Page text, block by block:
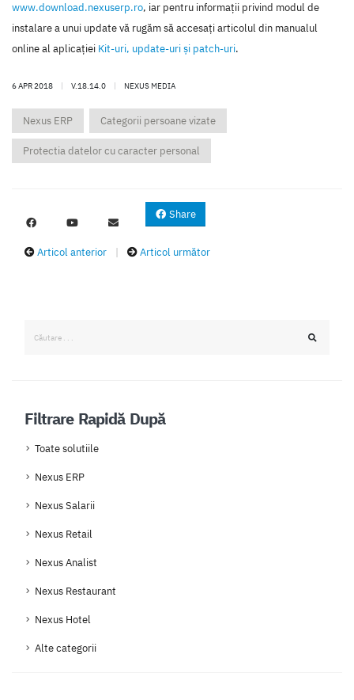
www.download.nexuserp.ro, iar pentru informaţii privind modul de
instalare a unui update vă rugăm să accesaţi articolul din manualul
online al aplicaţiei Kit-uri, update-uri şi patch-uri.
6 APR 2018 | V.18.14.0 | NEXUS MEDIA
Nexus ERP Categorii persoane vizate
Protectia datelor cu caracter personal
Share
Articol anterior | Articol următor
Filtrare Rapidă După
Toate solutiile
Nexus ERP
Nexus Salarii
Nexus Retail
Nexus Analist
Nexus Restaurant
Nexus Hotel
Alte categorii